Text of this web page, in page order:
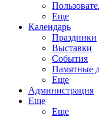
Еще
Календарь
Праздники
Выставки
События
Памятные
Еще
Администрация
Еще
Еще